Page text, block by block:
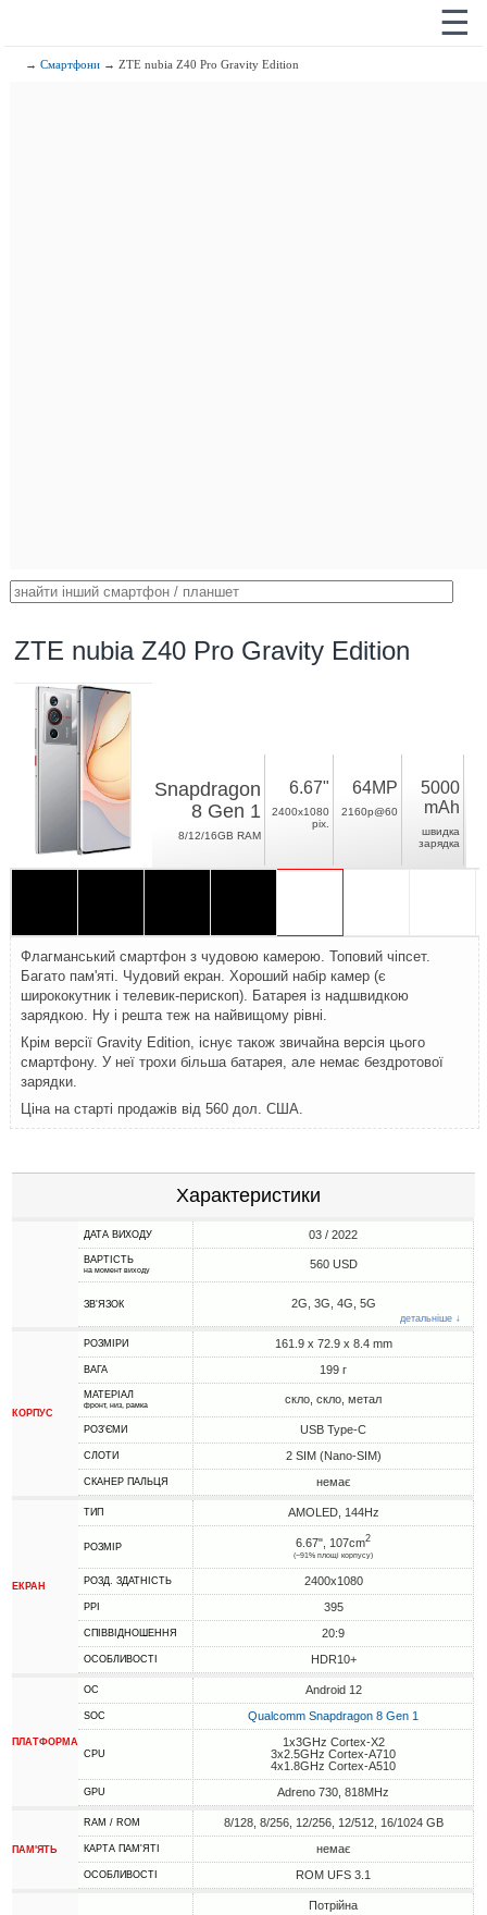
☰
→Смартфони → ZTE nubia Z40 Pro Gravity Edition
ZTE nubia Z40 Pro Gravity Edition
Snapdragon
8 Gen 1
8/12/16GB RAM
6.67"
2400x1080
pix.
64MP
2160p@60
5000
mAh
швидка
зарядка
Флагманський смартфон з чудовою камерою. Топовий чіпсет.
Багато пам'яті. Чудовий екран. Хороший набір камер (є
ширококутник і телевик-перископ). Батарея із надшвидкою
зарядкою. Ну і решта теж на найвищому рівні.
Крім версії Gravity Edition, існує також звичайна версія цього
смартфону. У неї трохи більша батарея, але немає бездротової
зарядки.
Ціна на старті продажів від 560 дол. США.
Характеристики
ДАТА ВИХОДУ 03 / 2022
ВАРТІСТЬ
на момент виходу 560 USD
ЗВ'ЯЗОК 2G, 3G, 4G, 5G
детальніше ↓
КОРПУС
РОЗМІРИ 161.9 x 72.9 x 8.4 mm
ВАГА 199 г
МАТЕРІАЛ
фронт, низ, рамка скло, скло, метал
РОЗ'ЄМИ USB Type-C
СЛОТИ 2 SIM (Nano-SIM)
СКАНЕР ПАЛЬЦЯ немає
ЕКРАН
ТИП AMOLED, 144Hz
РОЗМІР 6.67", 107cm2
(~91% площі корпусу)
РОЗД. ЗДАТНІСТЬ 2400x1080
PPI 395
СПІВВІДНОШЕННЯ 20:9
ОСОБЛИВОСТІ HDR10+
ПЛАТФОРМА
ОС Android 12
SOC Qualcomm Snapdragon 8 Gen 1
CPU
1x3GHz Cortex-X2
3x2.5GHz Cortex-A710
4x1.8GHz Cortex-A510
GPU Adreno 730, 818MHz
ПАМ'ЯТЬ
RAM / ROM 8/128, 8/256, 12/256, 12/512, 16/1024 GB
КАРТА ПАМ'ЯТІ немає
ОСОБЛИВОСТІ ROM UFS 3.1
Потрійна